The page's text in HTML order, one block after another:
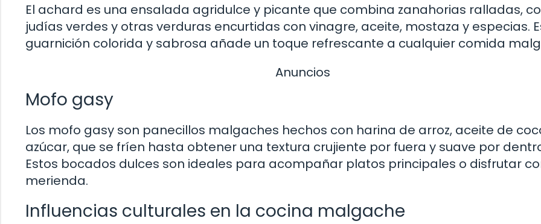
El achard es una ensalada agridulce y picante que combina zanahorias ralladas,
judías verdes y otras verduras encurtidas con vinagre, aceite, mostaza y especias.
guarnición colorida y sabrosa añade un toque refrescante a cualquier comida
Anuncios
Mofo gasy
Los mofo gasy son panecillos malgaches hechos con harina de arroz, aceite de
azúcar, que se fríen hasta obtener una textura crujiente por fuera y suave por
Estos bocados dulces son ideales para acompañar platos principales o disfrutar
merienda.
Influencias culturales en la cocina malgache